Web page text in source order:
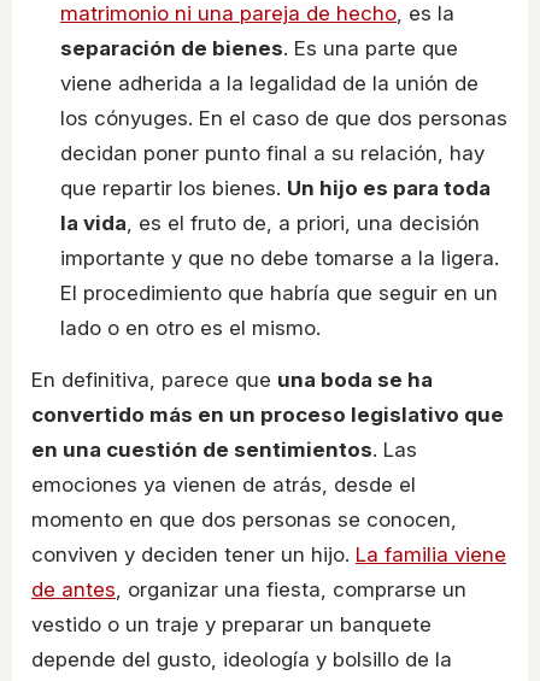
matrimonio ni una pareja de hecho, es la
separación de bienes. Es una parte que
viene adherida a la legalidad de la unión de
los cónyuges. En el caso de que dos personas
decidan poner punto final a su relación, hay
que repartir los bienes. Un hijo es para toda
la vida, es el fruto de, a priori, una decisión
importante y que no debe tomarse a la ligera.
El procedimiento que habría que seguir en un
lado o en otro es el mismo.
En definitiva, parece que una boda se ha
convertido más en un proceso legislativo que
en una cuestión de sentimientos. Las
emociones ya vienen de atrás, desde el
momento en que dos personas se conocen,
conviven y deciden tener un hijo. La familia viene
de antes, organizar una fiesta, comprarse un
vestido o un traje y preparar un banquete
depende del gusto, ideología y bolsillo de la